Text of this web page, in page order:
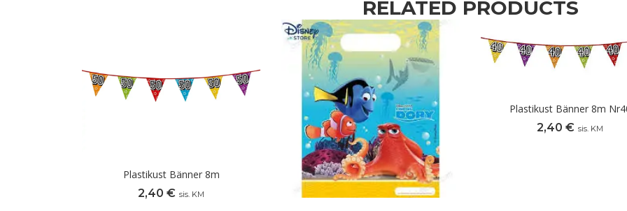
RELATED PRODUCTS
Plastikust Bänner 8m
2,40 € sis. KM
Plastikust Bänner 8m
2,40 € sis. KM